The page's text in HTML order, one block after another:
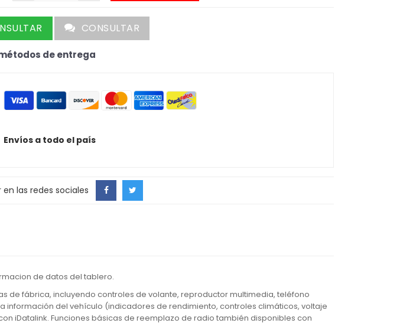
CONSULTAR
de entrega
Envíos a todo el país
las redes sociales
de datos del tablero.
fábrica, incluyendo controles de volante, reproductor multimedia, teléfono
del vehículo (indicadores de rendimiento, controles climáticos, voltaje
iDatalink. Funciones básicas de reemplazo de radio también disponibles con